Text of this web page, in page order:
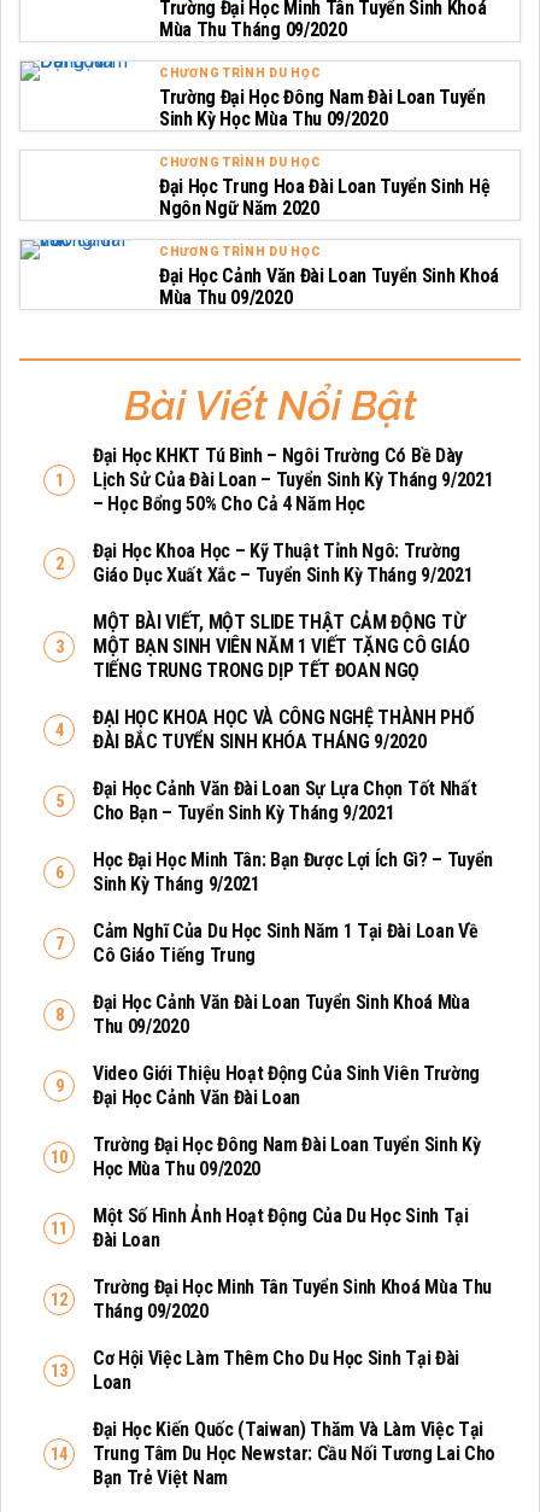
Trường Đại Học Minh Tân Tuyển Sinh Khoá
Mùa Thu Tháng 09/2020
CHƯƠNG TRÌNH DU HỌC
Trường Đại Học Đông Nam Đài Loan Tuyển
Sinh Kỳ Học Mùa Thu 09/2020
CHƯƠNG TRÌNH DU HỌC
Đại Học Trung Hoa Đài Loan Tuyển Sinh Hệ
Ngôn Ngữ Năm 2020
CHƯƠNG TRÌNH DU HỌC
Đại Học Cảnh Văn Đài Loan Tuyển Sinh Khoá
Mùa Thu 09/2020
Bài Viết Nổi Bật
Đại Học KHKT Tú Bình – Ngôi Trường Có Bề Dày
Lịch Sử Của Đài Loan – Tuyển Sinh Kỳ Tháng 9/2021
– Học Bổng 50% Cho Cả 4 Năm Học
Đại Học Khoa Học – Kỹ Thuật Tỉnh Ngô: Trường
Giáo Dục Xuất Xắc – Tuyển Sinh Kỳ Tháng 9/2021
MỘT BÀI VIẾT, MỘT SLIDE THẬT CẢM ĐỘNG TỪ
MỘT BẠN SINH VIÊN NĂM 1 VIẾT TẶNG CÔ GIÁO
TIẾNG TRUNG TRONG DỊP TẾT ĐOAN NGỌ
ĐẠI HỌC KHOA HỌC VÀ CÔNG NGHỆ THÀNH PHỐ
ĐÀI BẮC TUYỂN SINH KHÓA THÁNG 9/2020
Đại Học Cảnh Văn Đài Loan Sự Lựa Chọn Tốt Nhất
Cho Bạn – Tuyển Sinh Kỳ Tháng 9/2021
Học Đại Học Minh Tân: Bạn Được Lợi Ích Gì? – Tuyển
Sinh Kỳ Tháng 9/2021
Cảm Nghĩ Của Du Học Sinh Năm 1 Tại Đài Loan Về
Cô Giáo Tiếng Trung
Đại Học Cảnh Văn Đài Loan Tuyển Sinh Khoá Mùa
Thu 09/2020
Video Giới Thiệu Hoạt Động Của Sinh Viên Trường
Đại Học Cảnh Văn Đài Loan
Trường Đại Học Đông Nam Đài Loan Tuyển Sinh Kỳ
Học Mùa Thu 09/2020
Một Số Hình Ảnh Hoạt Động Của Du Học Sinh Tại
Đài Loan
Trường Đại Học Minh Tân Tuyển Sinh Khoá Mùa Thu
Tháng 09/2020
Cơ Hội Việc Làm Thêm Cho Du Học Sinh Tại Đài
Loan
Đại Học Kiến Quốc (Taiwan) Thăm Và Làm Việc Tại
Trung Tâm Du Học Newstar: Cầu Nối Tương Lai Cho
Bạn Trẻ Việt Nam